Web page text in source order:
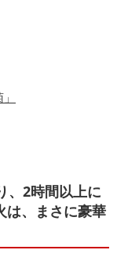
、2時間以上に
は、まさに豪華